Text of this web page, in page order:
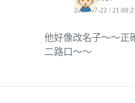
2012-07-22 / 21:00:21
他好像改名子～～正
二路口～～